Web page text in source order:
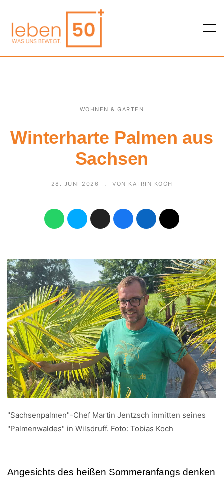
WOHNEN & GARTEN
Winterharte Palmen aus
Sachsen
28. JUNI 2026 VON KATRIN KOCH
"Sachsenpalmen"-Chef Martin Jentzsch inmitten seines
"Palmenwaldes" in Wilsdruff. Foto: Tobias Koch
Angesichts des heißen Sommeranfangs denken